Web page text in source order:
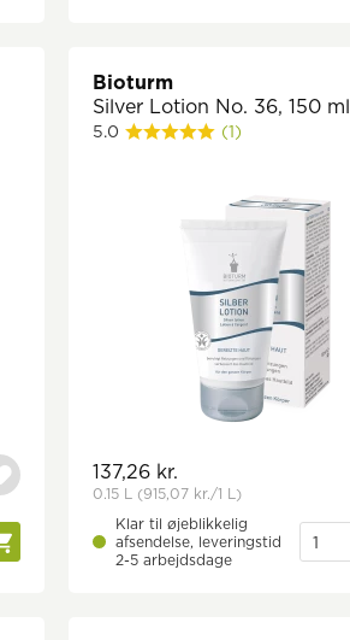
Bioturm
Silver Lotion No. 36, 150 ml
5.0 (1)
137,26 kr.
0.15 L (915,07 kr./1 L)
Klar til øjeblikkelig
afsendelse, leveringstid
2-5 arbejdsdage